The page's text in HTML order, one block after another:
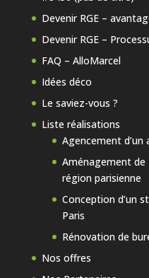
Devenir RGE –
Devenir RGE –
FAQ – AlloMarcel
Idées déco
Le saviez-vous ?
Liste réalisations
Agencement
Aménagement de
région parisienne
Conception d’un
Paris
Rénovation de
Nos offres